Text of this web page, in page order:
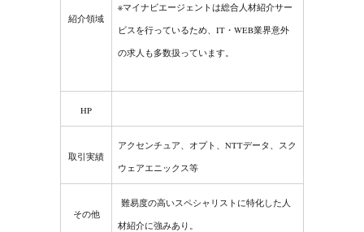
紹介領域
※マイナビエージェントは総合人材紹介サー
ビスを行っているため、IT・WEB業界意外
の求人も多数扱っています。
HP
取引実績
アクセンチュア、オプト、NTTデータ、スク
ウェアエニックス等
その他
難易度の高いスペシャリストに特化した人
材紹介に強みあり。